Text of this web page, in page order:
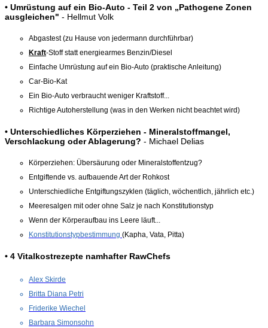
• Umrüstung auf ein Bio-Auto - Teil 2 von „Pathogene Zonen
ausgleichen" - Hellmut Volk
Abgastest (zu Hause von jedermann durchführbar)
Kraft-Stoff statt energiearmes Benzin/Diesel
Einfache Umrüstung auf ein Bio-Auto (praktische Anleitung)
Car-Bio-Kat
Ein Bio-Auto verbraucht weniger Kraftstoff...
Richtige Autoherstellung (was in den Werken nicht beachtet wird)
• Unterschiedliches Körperziehen - Mineralstoffmangel,
Verschlackung oder Ablagerung? - Michael Delias
Körperziehen: Übersäurung oder Mineralstoffentzug?
Entgiftende vs. aufbauende Art der Rohkost
Unterschiedliche Entgiftungszyklen (täglich, wöchentlich, jährlich etc.)
Meeresalgen mit oder ohne Salz je nach Konstitutionstyp
Wenn der Körperaufbau ins Leere läuft...
Konstitutionstypbestimmung (Kapha, Vata, Pitta)
• 4 Vitalkostrezepte namhafter RawChefs
Alex Skirde
Britta Diana Petri
Friderike Wiechel
Barbara Simonsohn